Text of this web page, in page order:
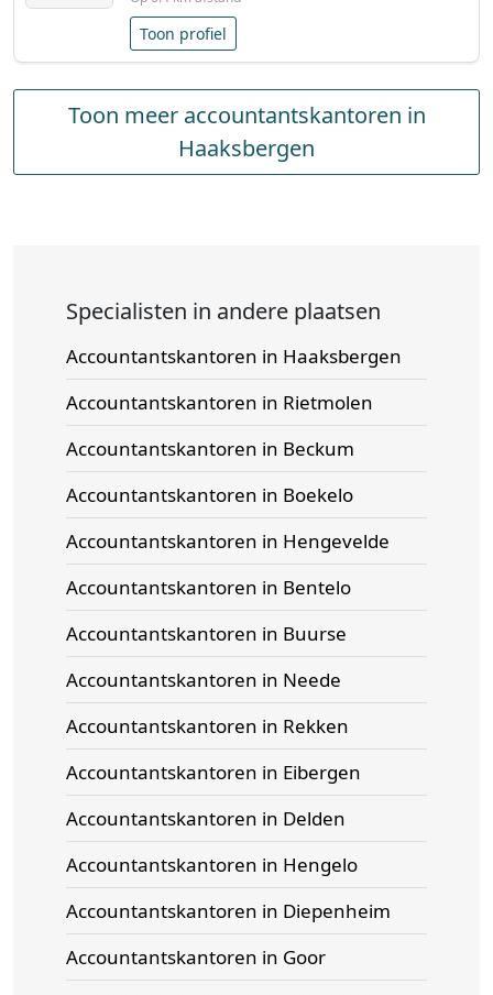
Toon profiel
Toon meer accountantskantoren in
Haaksbergen
Specialisten in andere plaatsen
Accountantskantoren in Haaksbergen
Accountantskantoren in Rietmolen
Accountantskantoren in Beckum
Accountantskantoren in Boekelo
Accountantskantoren in Hengevelde
Accountantskantoren in Bentelo
Accountantskantoren in Buurse
Accountantskantoren in Neede
Accountantskantoren in Rekken
Accountantskantoren in Eibergen
Accountantskantoren in Delden
Accountantskantoren in Hengelo
Accountantskantoren in Diepenheim
Accountantskantoren in Goor